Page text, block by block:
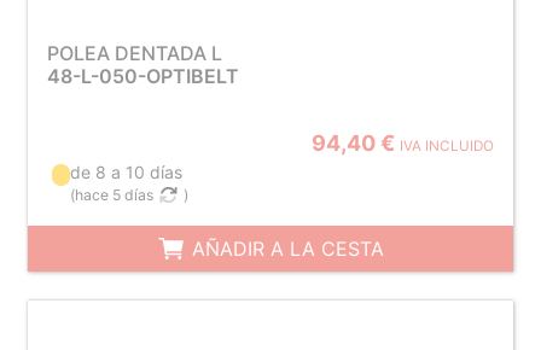
POLEA DENTADA L
48-L-050-OPTIBELT
94,40 € IVA INCLUIDO
de 8 a 10 días
(hace 5 días )
AÑADIR A LA CESTA